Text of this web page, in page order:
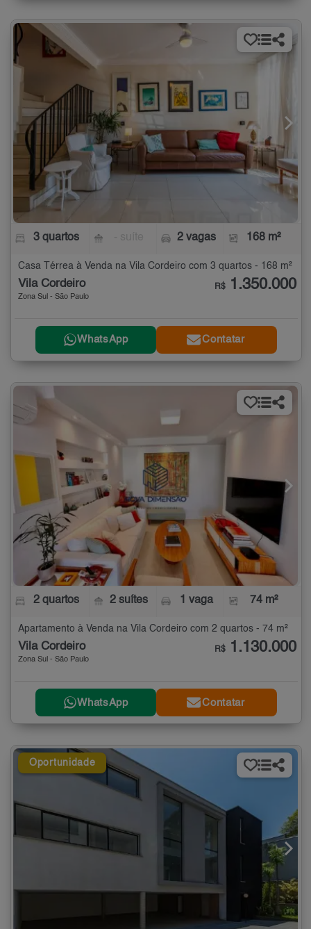
3 quartos 2 vagas 168 m²
Casa Térrea à Venda na Vila Cordeiro com 3 quartos - 168 m²
Vila Cordeiro
Zona Sul - São Paulo
R$ 1.350.000
WhatsApp Contatar
2 quartos 2 suítes 1 vaga 74 m²
Apartamento à Venda na Vila Cordeiro com 2 quartos - 74 m²
Vila Cordeiro
Zona Sul - São Paulo
R$ 1.130.000
WhatsApp Contatar
Oportunidade